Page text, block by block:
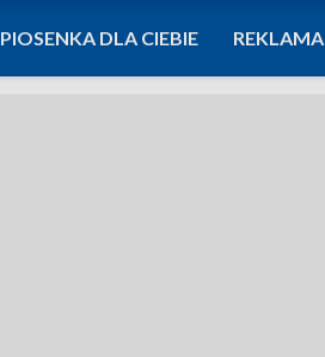
PIOSENKA DLA CIEBIE REKLAMA